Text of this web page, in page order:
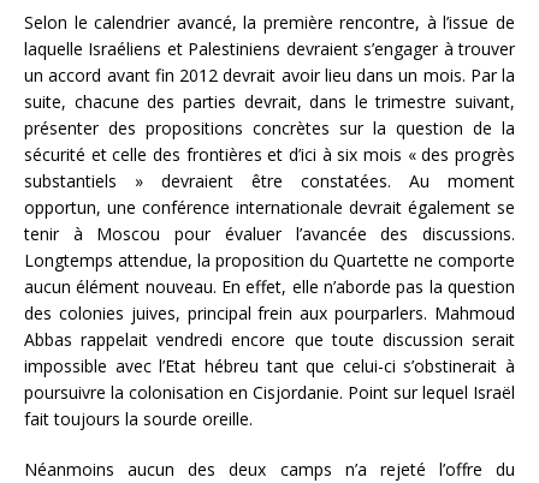
Selon le calendrier avancé, la première rencontre, à l’issue de
laquelle Israéliens et Palestiniens devraient s’engager à trouver
un accord avant fin 2012 devrait avoir lieu dans un mois. Par la
suite, chacune des parties devrait, dans le trimestre suivant,
présenter des propositions concrètes sur la question de la
sécurité et celle des frontières et d’ici à six mois « des progrès
substantiels » devraient être constatées. Au moment
opportun, une conférence internationale devrait également se
tenir à Moscou pour évaluer l’avancée des discussions.
Longtemps attendue, la proposition du Quartette ne comporte
aucun élément nouveau. En effet, elle n’aborde pas la question
des colonies juives, principal frein aux pourparlers. Mahmoud
Abbas rappelait vendredi encore que toute discussion serait
impossible avec l’Etat hébreu tant que celui-ci s’obstinerait à
poursuivre la colonisation en Cisjordanie. Point sur lequel Israël
fait toujours la sourde oreille.
Néanmoins aucun des deux camps n’a rejeté l’offre du